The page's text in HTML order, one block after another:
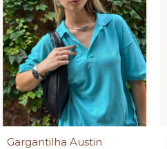
Gargantilha Austin